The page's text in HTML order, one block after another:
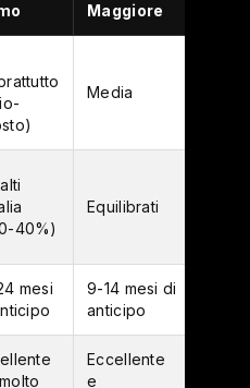
Maggiore
Media
40%)
Equilibrati
mesi
9-14 mesi di
anticipo
Eccellente
e